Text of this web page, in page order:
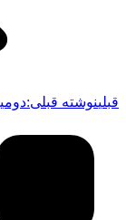
قبلینوشته قبلی: